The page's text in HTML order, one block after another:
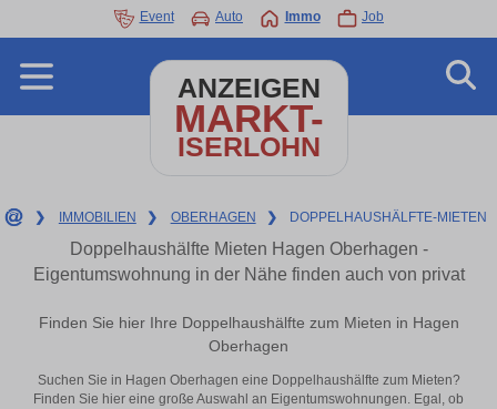
Event Auto Immo Job
ANZEIGEN
MARKT-
ISERLOHN
❯ IMMOBILIEN ❯ OBERHAGEN ❯ DOPPELHAUSHÄLFTE-MIETEN
Doppelhaushälfte Mieten Hagen Oberhagen -
Eigentumswohnung in der Nähe finden auch von privat
Finden Sie hier Ihre Doppelhaushälfte zum Mieten in Hagen
Oberhagen
Suchen Sie in Hagen Oberhagen eine Doppelhaushälfte zum Mieten?
Finden Sie hier eine große Auswahl an Eigentumswohnungen. Egal, ob